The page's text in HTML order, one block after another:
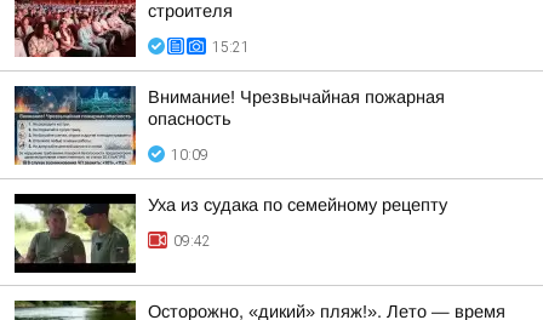
строителя
15:21
Внимание! Чрезвычайная пожарная
опасность
10:09
Уха из судака по семейному рецепту
09:42
Осторожно, «дикий» пляж!». Лето — время